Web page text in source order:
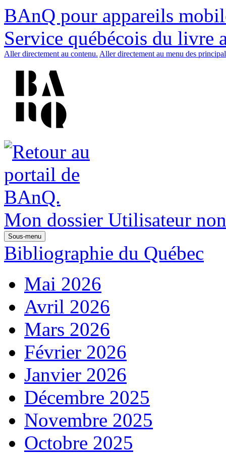
BAnQ pour appareils
Service québécois du livre
Aller directement au contenu. Aller directement au menu des
Mon dossier Utilisateur
Sous-menu
Bibliographie du Québec
Mai 2026
Avril 2026
Mars 2026
Février 2026
Janvier 2026
Décembre 2025
Novembre 2025
Octobre 2025